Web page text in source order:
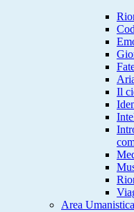
Il
Area Umanistica